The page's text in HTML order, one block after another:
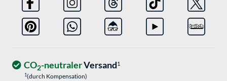
CO2-neutralerVersand1
1(durch Kompensation)